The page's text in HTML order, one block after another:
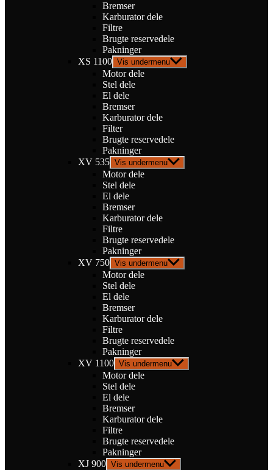
Bremser
Karburator dele
Filtre
Brugte reservedele
Pakninger
XS 1100 Vis undermenu
Motor dele
Stel dele
El dele
Bremser
Karburator dele
Filter
Brugte reservedele
Pakninger
XV 535 Vis undermenu
Motor dele
Stel dele
El dele
Bremser
Karburator dele
Filtre
Brugte reservedele
Pakninger
XV 750 Vis undermenu
Motor dele
Stel dele
El dele
Bremser
Karburator dele
Filtre
Brugte reservedele
Pakninger
XV 1100 Vis undermenu
Motor dele
Stel dele
El dele
Bremser
Karburator dele
Filtre
Brugte reservedele
Pakninger
XJ 900 Vis undermenu